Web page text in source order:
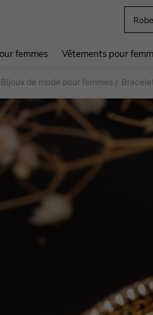
Robe
femmes Vêtements pour
Bijoux de mode pour femmes /